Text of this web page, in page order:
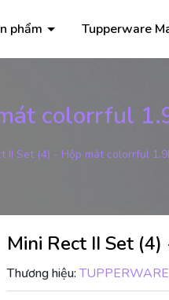
phẩm Tupperware
colorrful
II Set (4) - Hộp mát colorrful
Mini Rect II Set
Thương hiệu: